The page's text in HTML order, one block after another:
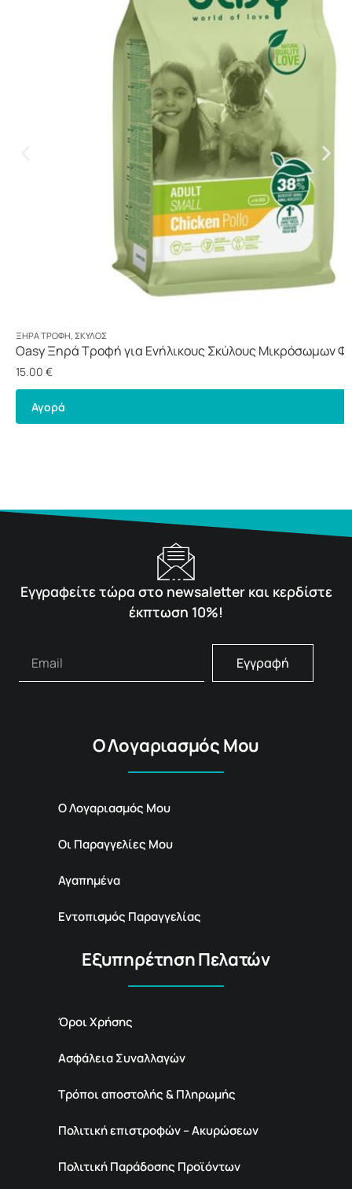
ΞΗΡΆ ΤΡΟΦΉ, ΣΚΎΛΟΣ
Oasy Ξηρά Τροφή για Ενήλικους Σκύλους Μικρόσωμων
Κοτόπουλο 3kg
15.00 €
Αγορά
Εγγραφείτε τώρα στο newsaletter και κερδίστε
έκπτωση 10%!
Εγγραφή
Ο Λογαριασμός Μου
Ο Λογαριασμός Μου
Οι Παραγγελίες Μου
Αγαπημένα
Εντοπισμός Παραγγελίας
Εξυπηρέτηση Πελατών
Όροι Χρήσης
Ασφάλεια Συναλλαγών
Τρόποι αποστολής & Πληρωμής
Πολιτική επιστροφών – Ακυρώσεων
Πολιτική Παράδοσης Προϊόντων